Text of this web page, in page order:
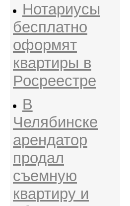
Нотариусы
бесплатно
оформят
квартиры в
Росреестре
В
Челябинске
арендатор
продал
съемную
квартиру и